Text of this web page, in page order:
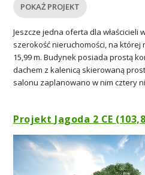
POKAŻ PROJEKT
Jeszcze jedna oferta dla właścicieli
szerokość nieruchomości, na której
15,99 m. Budynek posiada prostą
dachem z kalenicą skierowaną
salonu zaplanowano w nim cztery
Projekt Jagoda 2 CE